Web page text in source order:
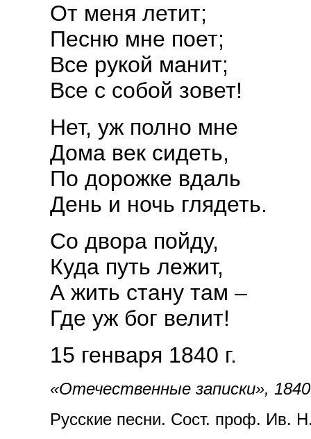
От меня летит;
Песню мне поет;
Все рукой манит;
Все с собой зовет!
Нет, уж полно мне
Дома век сидеть,
По дорожке вдаль
День и ночь глядеть.
Со двора пойду,
Куда путь лежит,
А жить стану там –
Где уж бог велит!
15 генваря 1840 г.
«Отечественные записки»,
Русские песни. Сост. проф. Ив.